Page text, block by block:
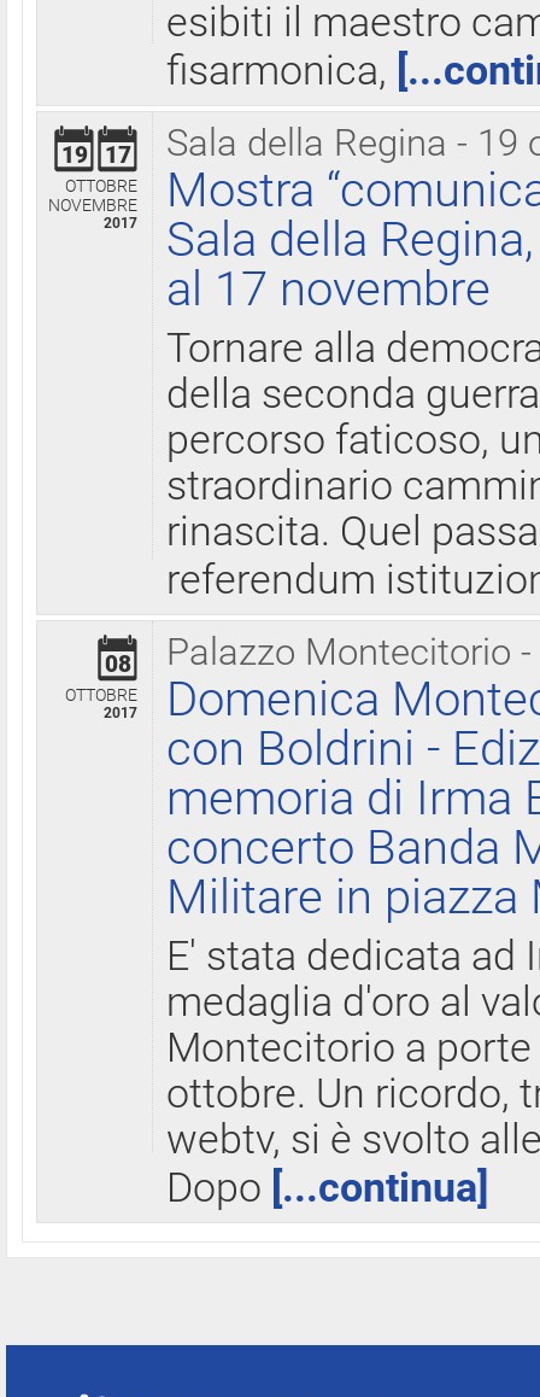
esibiti il maestro
fisarmonica,
Sala della Regina - 19
19 17
OTTOBRE
NOVEMBRE
2017
Mostra
Sala della
al 17 novembre
Tornare alla
della seconda
percorso faticoso,
straordinario
rinascita. Quel
referendum
Palazzo Montecitorio
08
OTTOBRE
2017
Domenica
con Boldrini -
memoria di Irma
concerto Banda
Militare in
E' stata dedicata ad
medaglia d'oro al
Montecitorio a
ottobre. Un ricordo,
webtv, si è svolto
Dopo [...continua]